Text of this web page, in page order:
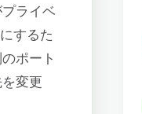
ライベ
するた
ポート
変更